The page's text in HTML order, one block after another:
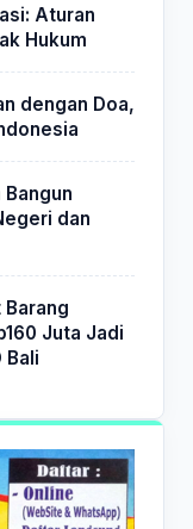
Aturan
Hukum
dengan Doa,
dan
Juta Jadi
Bali